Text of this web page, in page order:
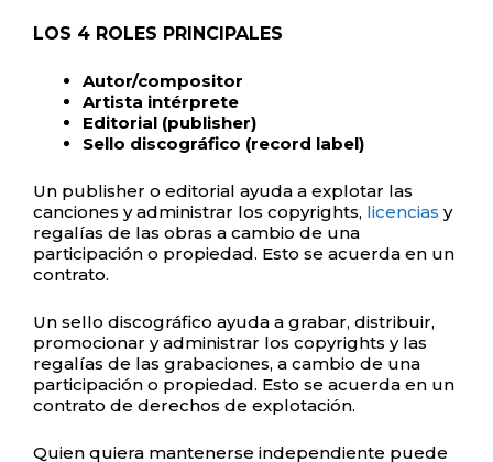
LOS 4 ROLES PRINCIPALES
Autor/compositor
Artista intérprete
Editorial (publisher)
Sello discográfico (record label)
Un publisher o editorial ayuda a explotar las
canciones y administrar los copyrights, licencias y
regalías de las obras a cambio de una
participación o propiedad. Esto se acuerda en un
contrato.
Un sello discográfico ayuda a grabar, distribuir,
promocionar y administrar los copyrights y las
regalías de las grabaciones, a cambio de una
participación o propiedad. Esto se acuerda en un
contrato de derechos de explotación.
Quien quiera mantenerse independiente puede